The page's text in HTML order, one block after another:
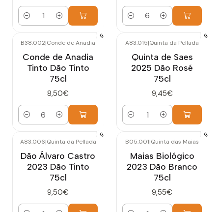
Quantidade Quantidade
B38.002|Conde de Anadia
Conde de Anadia
Tinto Dão Tinto
75cl
8,50€
Quantidade
A83.015|Quinta da Pellada
Quinta de Saes
2025 Dão Rosé
75cl
9,45€
Quantidade
A83.006|Quinta da Pellada
Dão Álvaro Castro
2023 Dão Tinto
75cl
9,50€
B05.001|Quinta das Maias
Maias Biológico
2023 Dão Branco
75cl
9,55€